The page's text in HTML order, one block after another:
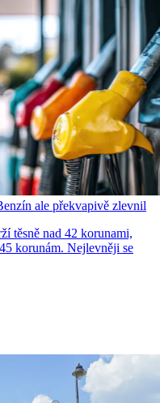
ale překvapivě zlevnil
těsně nad 42 korunami,
korunám. Nejlevněji se